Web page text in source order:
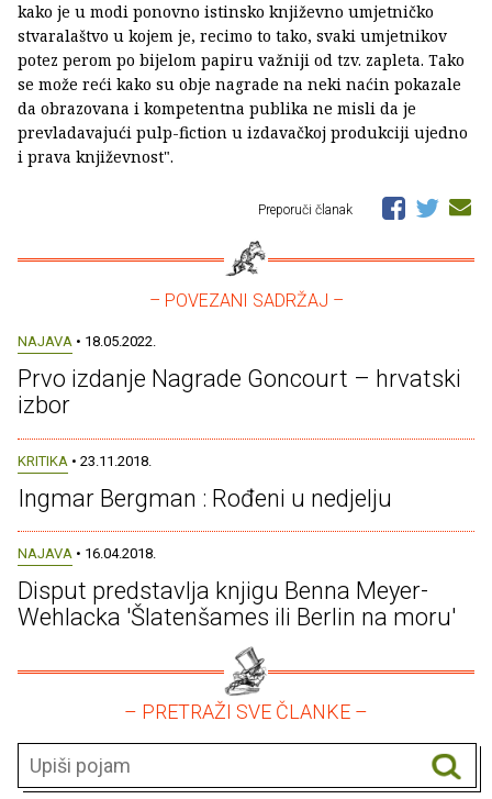
kako je u modi ponovno istinsko književno umjetničko
stvaralaštvo u kojem je, recimo to tako, svaki umjetnikov
potez perom po bijelom papiru važniji od tzv. zapleta. Tako
se može reći kako su obje nagrade na neki naćin pokazale
da obrazovana i kompetentna publika ne misli da je
prevladavajući pulp-fiction u izdavačkoj produkciji ujedno
i prava književnost".
Preporuči članak
– POVEZANI SADRŽAJ –
NAJAVA • 18.05.2022.
Prvo izdanje Nagrade Goncourt – hrvatski
izbor
KRITIKA • 23.11.2018.
Ingmar Bergman : Rođeni u nedjelju
NAJAVA • 16.04.2018.
Disput predstavlja knjigu Benna Meyer-
Wehlacka 'Šlatenšames ili Berlin na moru'
– PRETRAŽI SVE ČLANKE –